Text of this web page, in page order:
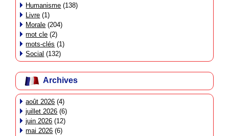
Humanisme (138)
Livre (1)
Morale (204)
mot cle (2)
mots-clés (1)
Social (132)
Archives
août 2026 (4)
juillet 2026 (6)
juin 2026 (12)
mai 2026 (6)